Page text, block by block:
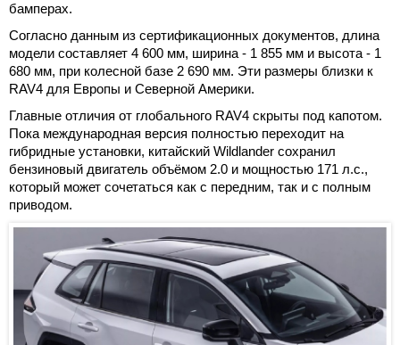
бамперах.
Согласно данным из сертификационных документов, длина
модели составляет 4 600 мм, ширина - 1 855 мм и высота - 1
680 мм, при колесной базе 2 690 мм. Эти размеры близки к
RAV4 для Европы и Северной Америки.
Главные отличия от глобального RAV4 скрыты под капотом.
Пока международная версия полностью переходит на
гибридные установки, китайский Wildlander сохранил
бензиновый двигатель объёмом 2.0 и мощностью 171 л.с.,
который может сочетаться как с передним, так и с полным
приводом.